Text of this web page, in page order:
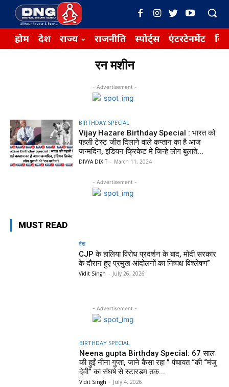
होम देश राज्य राजनीति स्पोर्ट्स एंटरटेनमेंट
रन मशीन
- Advertisement -
BIRTHDAY SPECIAL
Vijay Hazare Birthday Special : भारत को
पहली टेस्ट जीत दिलाने वाले कप्तान का है आज
जन्मदिन, इंडियन क्रिकेट मे जिन्हे लोग बुलाते...
DIVYA DIXIT - March 11, 2024
- Advertisement -
MUST READ
देश
CJP के हालिया विरोध प्रदर्शन के बाद, मोदी सरकार
के दौरान हुए प्रमुख आंदोलनों का निष्पक्ष विश्लेषण”
Vidit Singh - July 26, 2026
- Advertisement -
BIRTHDAY SPECIAL
Neena gupta Birthday Special: 67 साल
की हुईं नीना गुप्ता, जाने कैसा रहा ” पंचायत “की “मंजु
देवी” का संघर्ष से स्टारडम तक...
Vidit Singh - July 4, 2026